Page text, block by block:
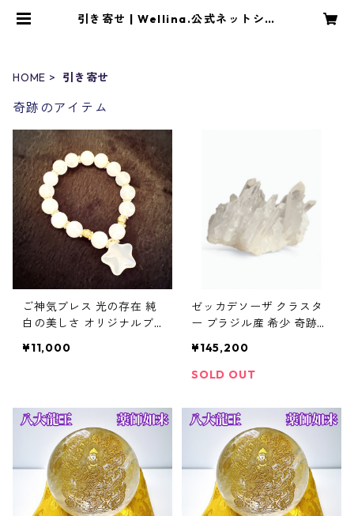
引き寄せ | Wellina.公式ネットショ
HOME 引き寄せ
奇跡のアイテム
ご神気ブレス 光の存在 純
白の美しさ オリジナルブ
パワーストーン
¥11,000
ゼッカデソーザ クラスタ
ー ブラジル産 希少 奇跡の
¥145,200
SOLD OUT